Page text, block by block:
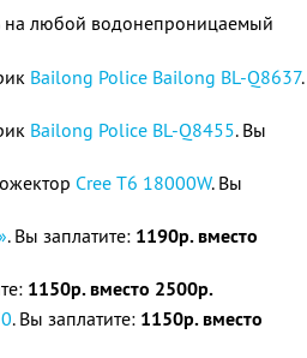
на любой водонепроницаемый
Bailong Police Bailong BL-Q8637.
Bailong Police BL-Q8455. Вы
Cree T6 18000W. Вы
. Вы заплатите: 1190р. вместо
1150р. вместо 2500р.
. Вы заплатите: 1150р. вместо